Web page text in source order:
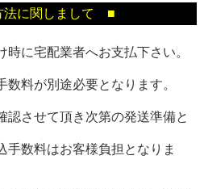
に関しまして ■
時に宅配業者へお支払下さい。
必要となります。
認させて頂き次第の発送準備と
客様負担となりま